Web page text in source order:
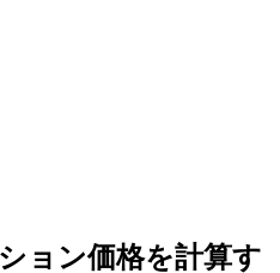
ョン価格を計算す